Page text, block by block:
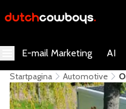
E-mail Marketing AI
Startpagina Automotive